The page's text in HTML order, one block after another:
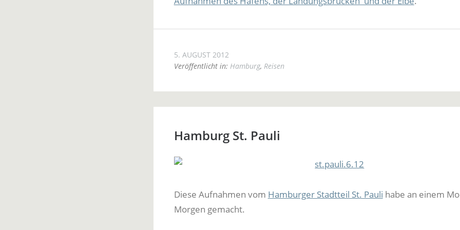
5. AUGUST 2012
Veröffentlicht in: Hamburg, Reisen
Hamburg St. Pauli
Diese Aufnahmen vom Hamburger Stadtteil St. Pauli habe an einem
Morgen gemacht.